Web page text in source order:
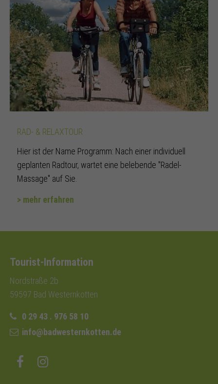
RAD- & RELAXTOUR
Hier ist der Name Programm: Nach einer individuell
geplanten Radtour, wartet eine belebende "Radel-
Massage" auf Sie.
> mehr erfahren
Tourist-Information
Nordstraße 2b
59597 Bad Westernkotten
0 29 43 . 976 58 10
info@badwesternkotten.de